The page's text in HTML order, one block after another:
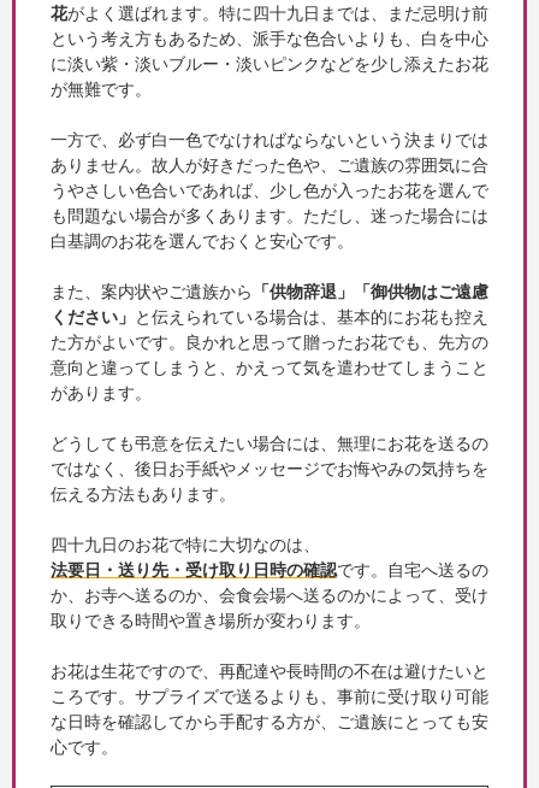
花がよく選ばれます。特に四十九日までは、まだ忌明け前
という考え方もあるため、派手な色合いよりも、白を中心
に淡い紫・淡いブルー・淡いピンクなどを少し添えたお花
が無難です。
一方で、必ず白一色でなければならないという決まりでは
ありません。故人が好きだった色や、ご遺族の雰囲気に合
うやさしい色合いであれば、少し色が入ったお花を選んで
も問題ない場合が多くあります。ただし、迷った場合には
白基調のお花を選んでおくと安心です。
また、案内状やご遺族から
「供物辞退」「御供物はご遠慮
ください」 と伝えられている場合は、基本的にお花も控え
た方がよいです。良かれと思って贈ったお花でも、先方の
意向と違ってしまうと、かえって気を遣わせてしまうこと
があります。
どうしても弔意を伝えたい場合には、無理にお花を送るの
ではなく、後日お手紙やメッセージでお悔やみの気持ちを
伝える方法もあります。
四十九日のお花で特に大切なのは、
法要日・送り先・受け取り日時の確認です。自宅へ送るの
か、お寺へ送るのか、会食会場へ送るのかによって、受け
取りできる時間や置き場所が変わります。
お花は生花ですので、再配達や長時間の不在は避けたいと
ころです。サプライズで送るよりも、事前に受け取り可能
な日時を確認してから手配する方が、ご遺族にとっても安
心です。